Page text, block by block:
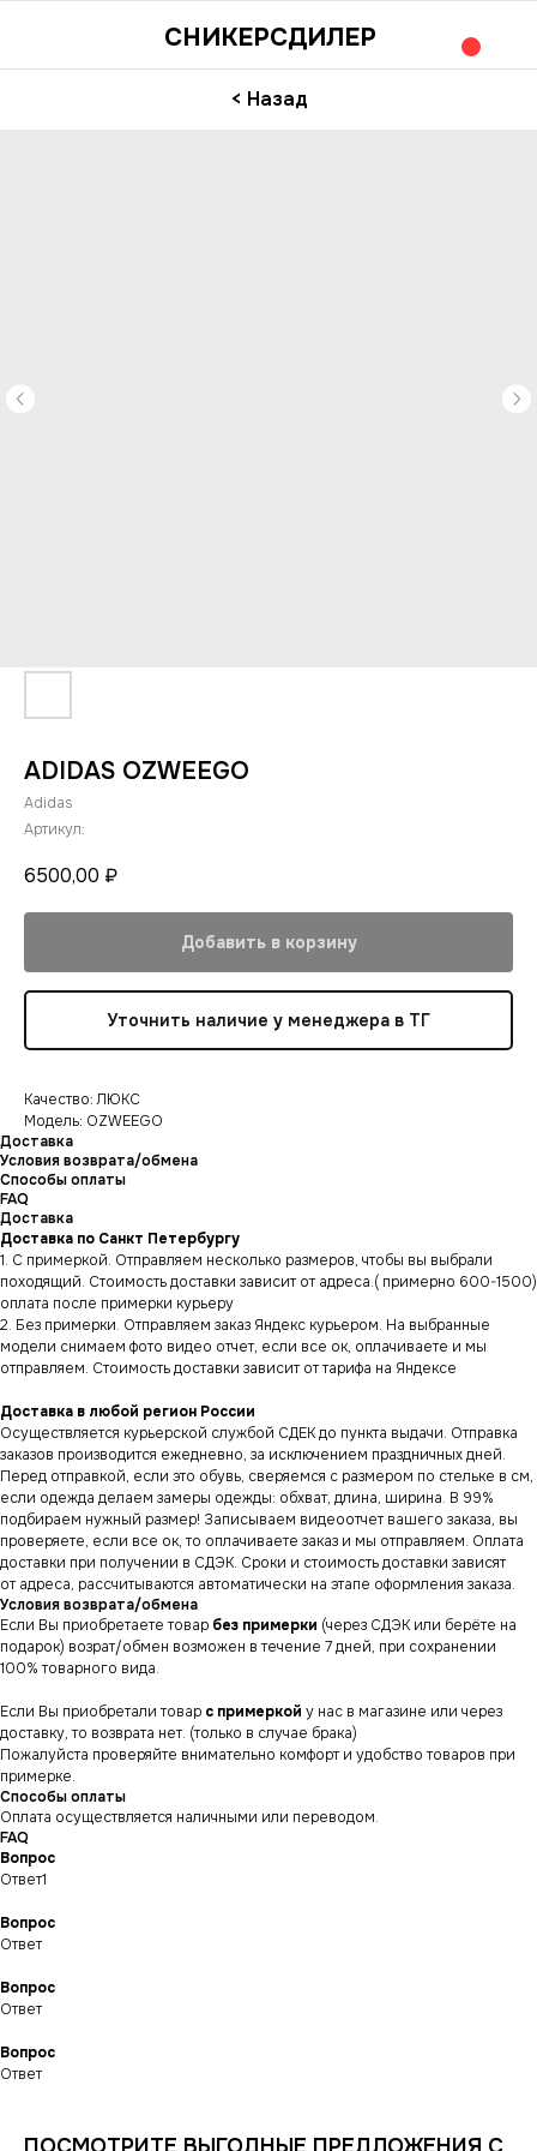
СНИКЕРСДИЛЕР
< Назад
ADIDAS OZWEEGO
Adidas
Артикул:
6500,00 ₽
Добавить в корзину
Уточнить наличие у менеджера в ТГ
Качество: ЛЮКС
Модель: OZWEEGO
Доставка
Условия возврата/обмена
Способы оплаты
FAQ
Доставка
Доставка по Санкт Петербургу
1. С примеркой. Отправляем несколько размеров, чтобы вы выбрали
походящий. Стоимость доставки зависит от адреса.( примерно 600-1500)
оплата после примерки курьеру
2. Без примерки. Отправляем заказ Яндекс курьером. На выбранные
модели снимаем фото видео отчет, если все ок, оплачиваете и мы
отправляем. Стоимость доставки зависит от тарифа на Яндексе
Доставка в любой регион России
Осуществляется курьерской службой СДЕК до пункта выдачи. Отправка
заказов производится ежедневно, за исключением праздничных дней.
Перед отправкой, если это обувь, сверяемся с размером по стельке в см,
если одежда делаем замеры одежды: обхват, длина, ширина. В 99%
подбираем нужный размер! Записываем видеоотчет вашего заказа, вы
проверяете, если все ок, то оплачиваете заказ и мы отправляем. Оплата
доставки при получении в СДЭК. Сроки и стоимость доставки зависят
от адреса, рассчитываются автоматически на этапе оформления заказа.
Условия возврата/обмена
Если Вы приобретаете товар без примерки (через СДЭК или берёте на
подарок) возрат/обмен возможен в течение 7 дней, при сохранении
100% товарного вида.
Если Вы приобретали товар с примеркой у нас в магазине или через
доставку, то возврата нет. (только в случае брака)
Пожалуйста проверяйте внимательно комфорт и удобство товаров при
примерке.
Способы оплаты
Оплата осуществляется наличными или переводом.
FAQ
Вопрос
Ответ1
Вопрос
Ответ
Вопрос
Ответ
Вопрос
Ответ
СНИКЕРСДИЛЕР
ИНФОРМАЦИЯ